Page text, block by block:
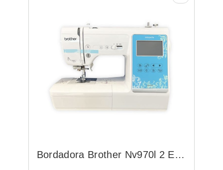
Bordadora Brother Nv970l 2 En